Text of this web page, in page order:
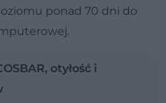
ponad 70 dni do
otyłość i